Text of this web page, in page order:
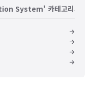
System' 카테고리의 다